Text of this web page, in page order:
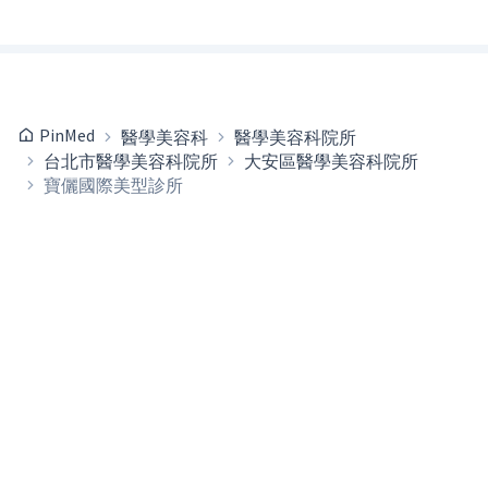
PinMed 醫學美容科
醫學美容科院所
台北市醫學美容科院所
大安區醫學美容科院所
寶儷國際美型診所